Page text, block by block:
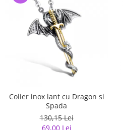
Colier inox lant cu Dragon si
Spada
130,15 Lei
69,00 Lei